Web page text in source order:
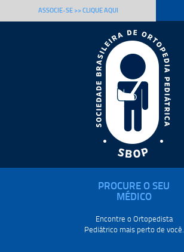
ASSOCIE-SE >> CLIQUE AQUI
PROCURE O SEU
MÉDICO
Encontre o Ortopedista
Pediátrico mais perto de você.